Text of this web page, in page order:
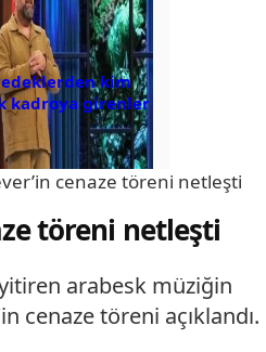
kim
kadroya girenler
cenaze töreni netleşti
töreni netleşti
arabesk müziğin
cenaze töreni açıklandı.